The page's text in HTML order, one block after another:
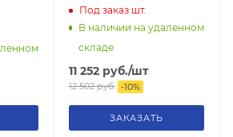
системой), 70/2/34
Под заказшт.
В наличии на удаленном
складе
11 252руб./шт
12 502руб. -10%
ЗАКАЗАТЬ